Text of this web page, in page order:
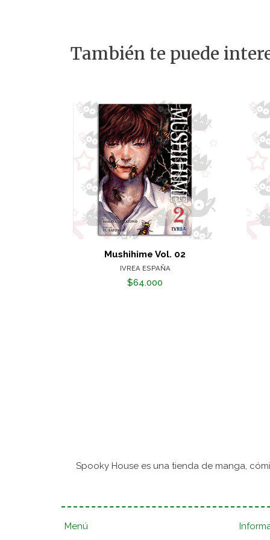
También te puede
Mushihime Vol. 02
IVREA ESPAÑA
$64.000
Spooky House es una tienda de manga,
Menú